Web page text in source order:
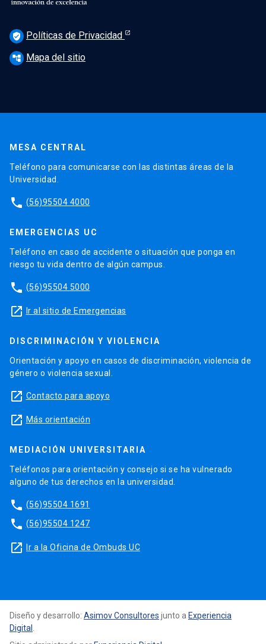
verified_user Políticas de Privacidad
account_tree Mapa del sitio
MESA CENTRAL
Teléfono para comunicarse con las distintas áreas de la
Universidad.
phone (56)95504 4000
EMERGENCIAS UC
Teléfono en caso de accidente o situación que ponga en
riesgo tu vida dentro de algún campus.
phone (56)95504 5000
launch Ir al sitio de Emergencias
DISCRIMINACIÓN Y VIOLENCIA
Orientación y apoyo en casos de discriminación, violencia de
género o violencia sexual.
launch Contacto para apoyo
launch Más orientación
MEDIACIÓN UNIVERSITARIA
Teléfonos para orientación y consejo si se ha vulnerado
alguno de tus derechos en la universidad.
phone (56)95504 1691
phone (56)95504 1247
launch Ir a la Oficina de Ombuds UC
Diseño y desarrollo: Asimov Consultores junto a Experiencia
Digital